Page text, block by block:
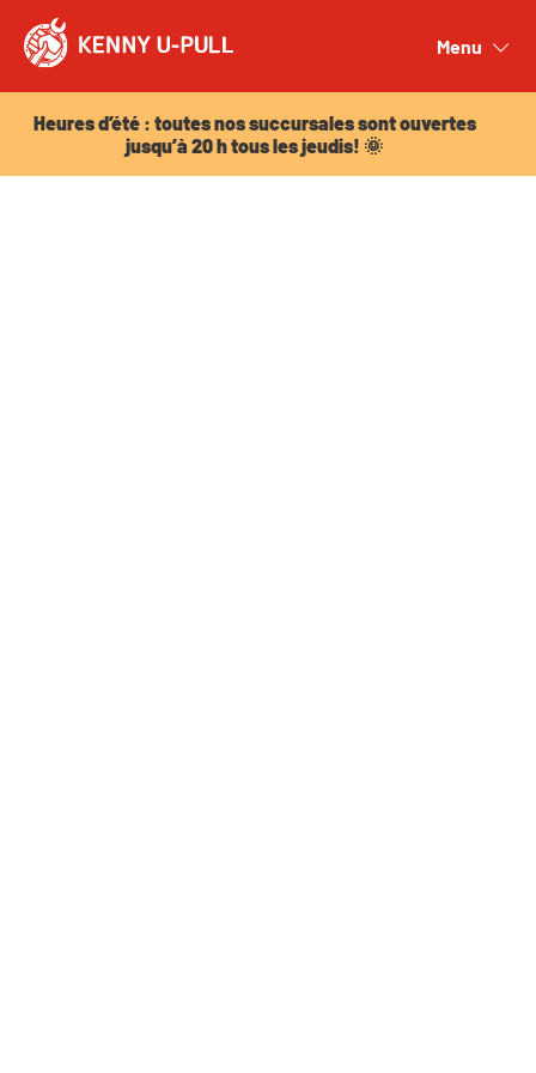
Menu
Heures d’été : toutes nos succursales sont ouvertes
jusqu’à 20 h tous les jeudis! 🌞